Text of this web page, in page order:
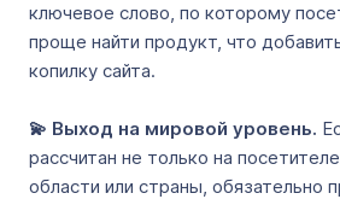
ключевое слово, по которому
проще найти продукт, что
копилку сайта.
💫 Выход на мировой уровень.
рассчитан не только на
области или страны, обязательно